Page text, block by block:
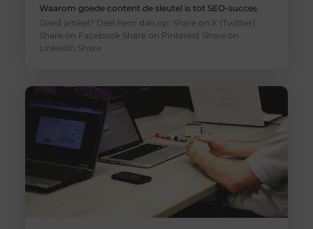
Waarom goede content de sleutel is tot SEO-succes
Goed artikel? Deel hem dan op: Share on X (Twitter)
Share on Facebook Share on Pinterest Share on
LinkedIn Share